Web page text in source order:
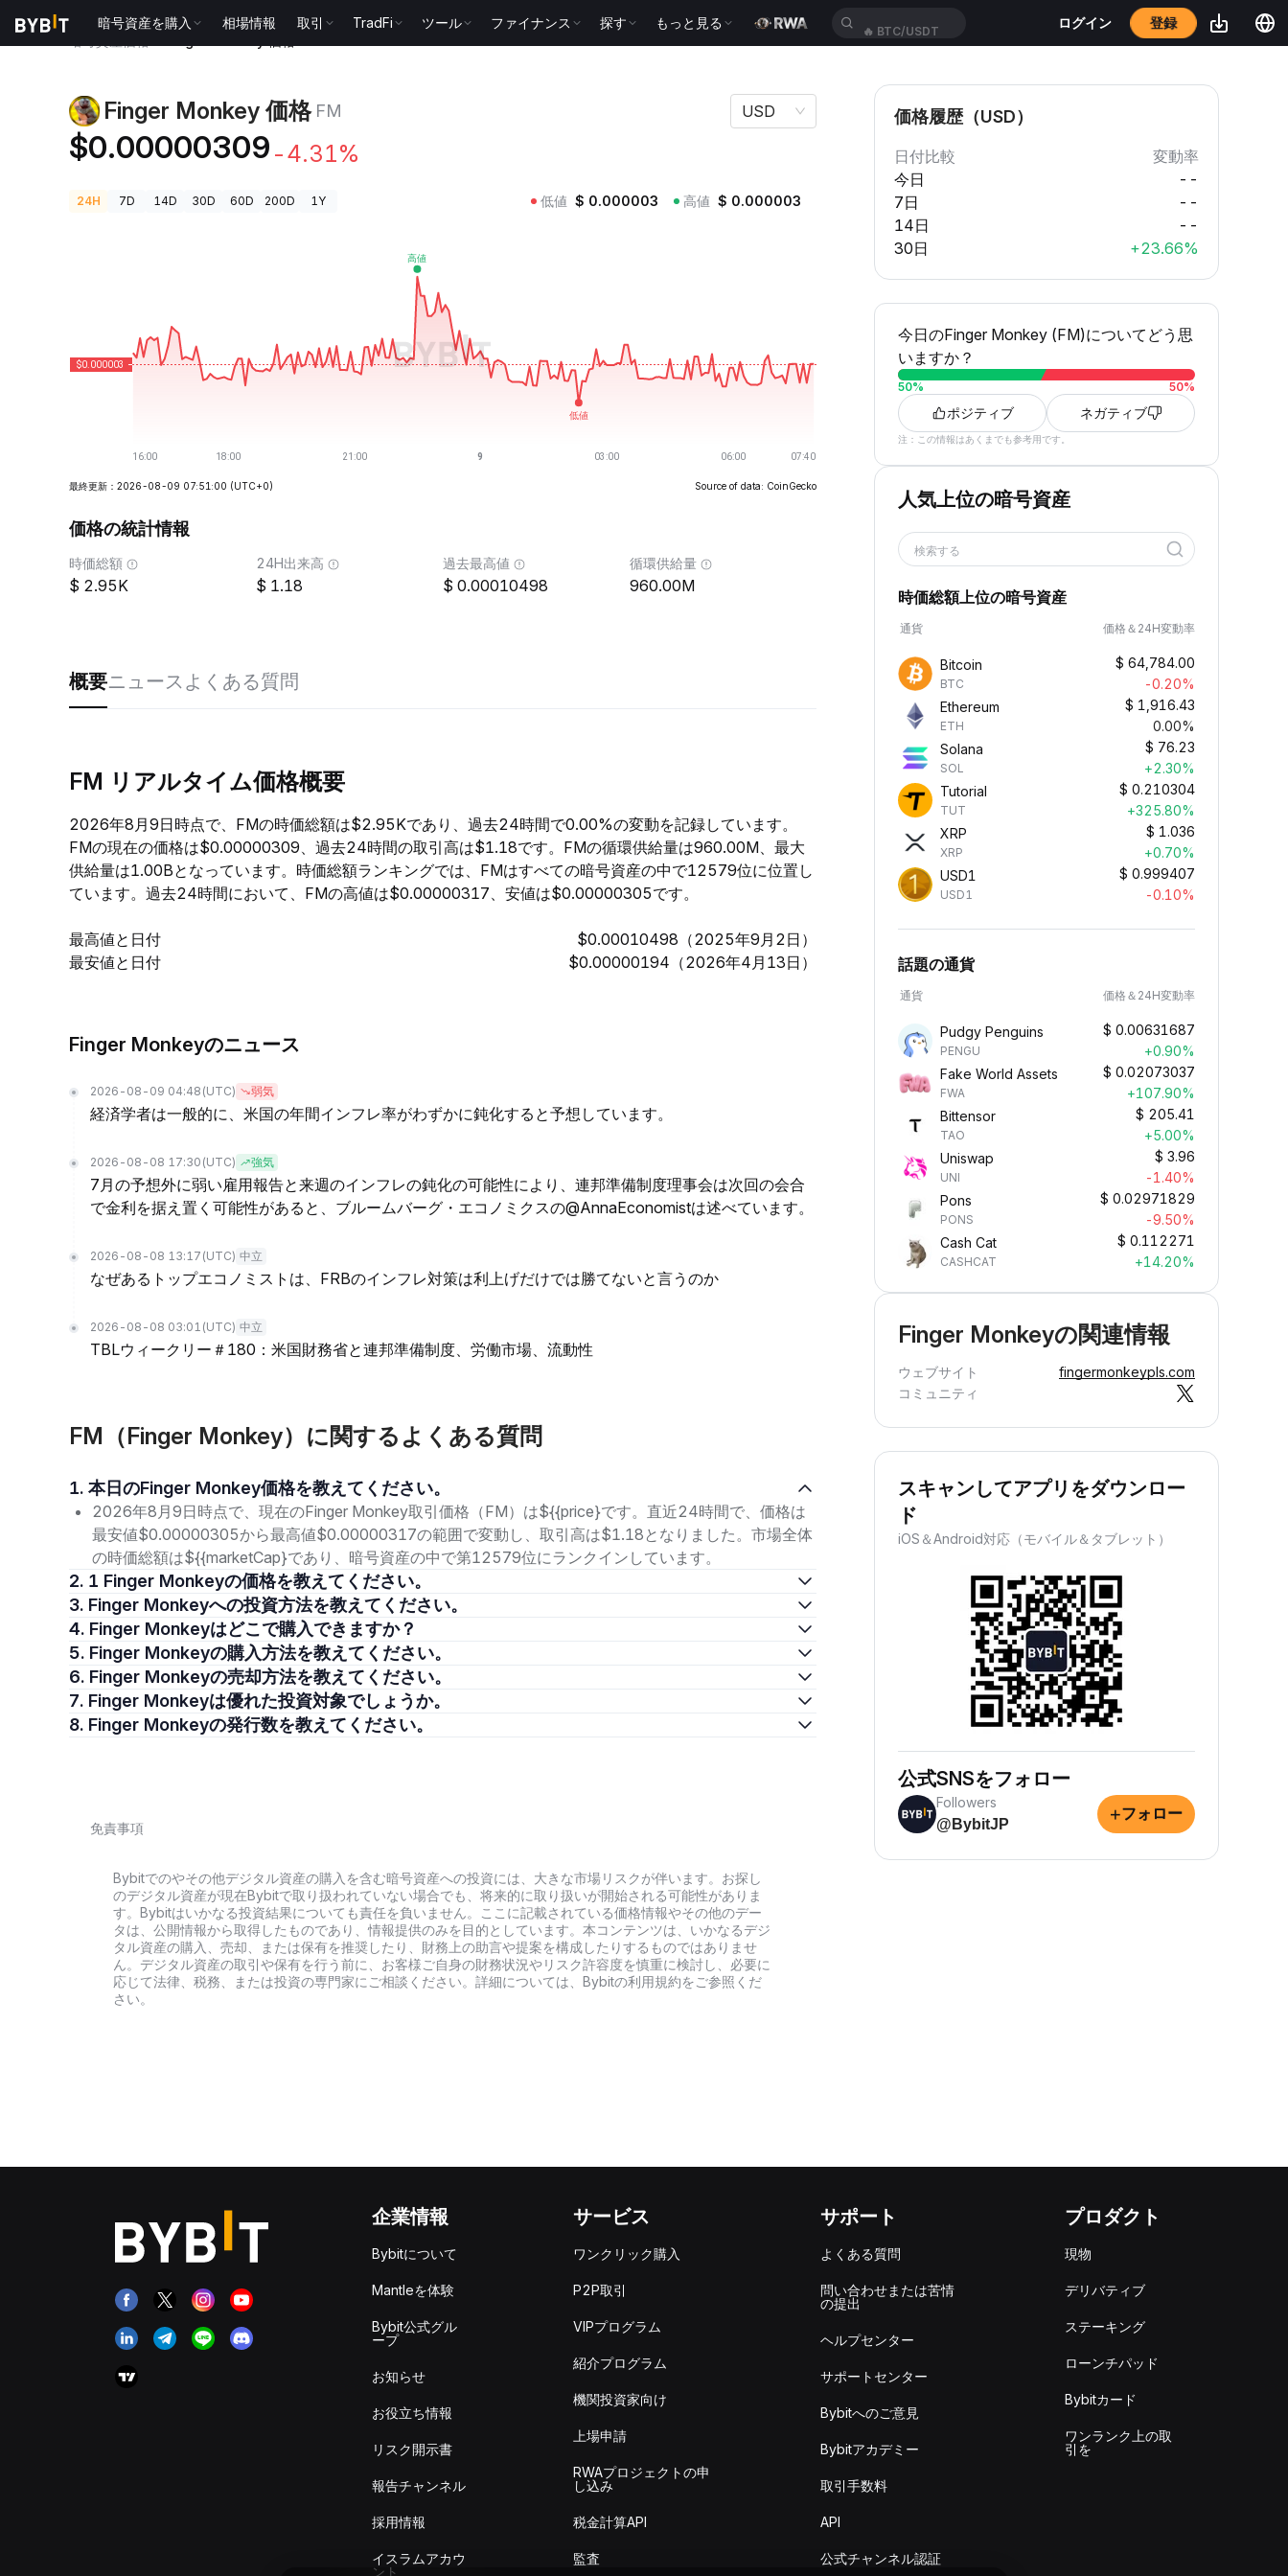
暗号資産を購入 相場情報 取引 TradFi ツール ファイナンス 探す もっと見る BTC/USDT ログイン 登録
Finger Monkey 価格 FM
$0.00000309 -4.31%
USD
24H 7D 14D 30D 60D 200D 1Y 低値 $ 0.000003 高値 $ 0.000003
最終更新：2026-08-09 07:51:00 (UTC+0) Source of data: CoinGecko
価格の統計情報
時価総額
2.95K
24H出来高
1.18
過去最高値
0.00010498
循環供給量
960.00M
概要ニュースよくある質問
FM リアルタイム価格概要
2026年8月9日時点で、FMの時価総額は$2.95Kであり、過去24時間で0.00%の変動を記録しています。
FMの現在の価格は$0.00000309、過去24時間の取引高は$1.18です。FMの循環供給量は960.00M、最大
供給量は1.00Bとなっています。時価総額ランキングでは、FMはすべての暗号資産の中で12579位に位置し
ています。過去24時間において、FMの高値は$0.00000317、安値は$0.00000305です。
最高値と日付
$0.00010498（2025年9月2日）
最安値と日付
$0.00000194（2026年4月13日）
Finger Monkeyのニュース
2026-08-09 04:48 (UTC) 弱気
経済学者は一般的に、米国の年間インフレ率がわずかに鈍化すると予想しています。
2026-08-08 17:30 (UTC) 強気
7月の予想外に弱い雇用報告と来週のインフレの鈍化の可能性により、連邦準備制度理事会は次回の会合
で金利を据え置く可能性があると、ブルームバーグ・エコノミクスの@AnnaEconomistは述べています。
2026-08-08 13:17 (UTC) 中立
なぜあるトップエコノミストは、FRBのインフレ対策は利上げだけでは勝てないと言うのか
2026-08-08 03:01 (UTC) 中立
TBLウィークリー＃180：米国財務省と連邦準備制度、労働市場、流動性
FM（Finger Monkey）に関するよくある質問
1. 本日のFinger Monkey価格を教えてください。
2026年8月9日時点で、現在のFinger Monkey取引価格（FM）は${{price}です。直近24時間で、価格は
最安値$0.00000305から最高値$0.00000317の範囲で変動し、取引高は$1.18となりました。市場全体
の時価総額は${{marketCap}であり、暗号資産の中で第12579位にランクインしています。
2. 1 Finger Monkeyの価格を教えてください。
3. Finger Monkeyへの投資方法を教えてください。
4. Finger Monkeyはどこで購入できますか？
5. Finger Monkeyの購入方法を教えてください。
6. Finger Monkeyの売却方法を教えてください。
7. Finger Monkeyは優れた投資対象でしょうか。
8. Finger Monkeyの発行数を教えてください。
免責事項
Bybitでのやその他デジタル資産の購入を含む暗号資産への投資には、大きな市場リスクが伴います。お探し
のデジタル資産が現在Bybitで取り扱われていない場合でも、将来的に取り扱いが開始される可能性がありま
す。Bybitはいかなる投資結果についても責任を負いません。ここに記載されている価格情報やその他のデー
タは、公開情報から取得したものであり、情報提供のみを目的としています。本コンテンツは、いかなるデジ
タル資産の購入、売却、または保有を推奨したり、財務上の助言や提案を構成したりするものではありませ
ん。デジタル資産の取引や保有を行う前に、お客様ご自身の財務状況やリスク許容度を慎重に検討し、必要に
応じて法律、税務、または投資の専門家にご相談ください。詳細については、Bybitの利用規約をご参照くだ
さい。
価格履歴（USD）
日付比較
変動率
今日
--
7日
--
14日
--
30日
+23.66%
今日のFinger Monkey (FM)についてどう思
いますか？
50% 50%
ポジティブ ネガティブ
注：この情報はあくまでも参考用です。
人気上位の暗号資産
検索する
時価総額上位の暗号資産
通貨 価格＆24H変動率
Bitcoin
BTC
$ 64,784.00
-0.20%
Ethereum
ETH
$ 1,916.43
0.00%
Solana
SOL
$ 76.23
+2.30%
Tutorial
TUT
$ 0.210304
+325.80%
XRP
XRP
$ 1.036
+0.70%
USD1
USD1
$ 0.999407
-0.10%
話題の通貨
通貨 価格＆24H変動率
Pudgy Penguins
PENGU
$ 0.00631687
+0.90%
Fake World Assets
FWA
$ 0.02073037
+107.90%
Bittensor
TAO
$ 205.41
+5.00%
Uniswap
UNI
$ 3.96
-1.40%
Pons
PONS
$ 0.02971829
-9.50%
Cash Cat
CASHCAT
$ 0.112271
+14.20%
Finger Monkeyの関連情報
ウェブサイト
fingermonkeypls.com
コミュニティ
スキャンしてアプリをダウンロー
ド
iOS＆Android対応（モバイル＆タブレット）
公式SNSをフォロー
Followers
@BybitJP
+フォロー
企業情報
Bybitについて
Mantleを体験
Bybit公式グル
ープ
お知らせ
お役立ち情報
リスク開示書
報告チャンネル
採用情報
イスラムアカウ
ント
サービス
ワンクリック購入
P2P取引
VIPプログラム
紹介プログラム
機関投資家向け
上場申請
RWAプロジェクトの申
し込み
税金計算API
監査
サポート
よくある質問
問い合わせまたは苦情
の提出
ヘルプセンター
サポートセンター
Bybitへのご意見
Bybitアカデミー
取引手数料
API
公式チャンネル認証
プロダクト
現物
デリバティブ
ステーキング
ローンチパッド
Bybitカード
ワンランク上の取
引を